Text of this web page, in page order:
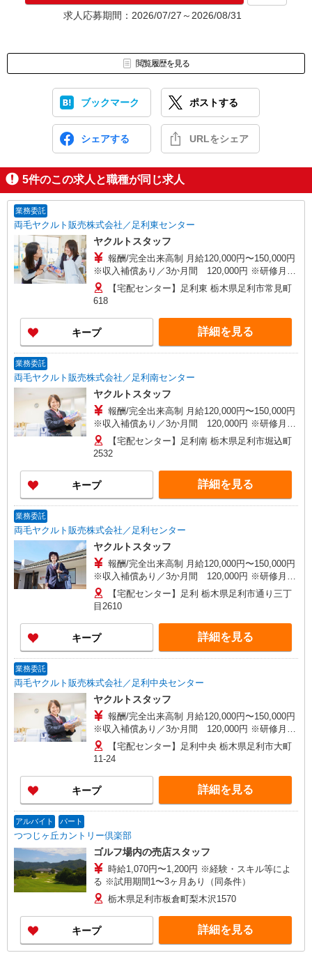
求人応募期間：2026/07/27～2026/08/31
閲覧履歴を見る
ブックマーク ポストする
シェアする URLをシェア
5件のこの求人と職種が同じ求人
業務委託
両毛ヤクルト販売株式会社／足利東センター
ヤクルトスタッフ
報酬/完全出来高制 月給120,000円〜150,000円
※収入補償あり／3か月間 120,000円 ※研修月は
100,000円 【扶養内で働く30代主婦 Aさん】 働
き方：週5日・1日4時間勤務の場合 月収120,000円
方：週5日・1日6時間勤務の場合 月収180,000円の
収入 研修制度あり 研修日数 20日 研修時の給
与 日額5,000円
【宅配センター】足利東 栃木県足利市常見町
618
キープ 詳細を見る
業務委託
両毛ヤクルト販売株式会社／足利南センター
ヤクルトスタッフ
報酬/完全出来高制 月給120,000円〜150,000円
※収入補償あり／3か月間 120,000円 ※研修月は
100,000円 【扶養内で働く30代主婦 Aさん】 働
き方：週5日・1日4時間勤務の場合 月収120,000円
方：週5日・1日6時間勤務の場合 月収180,000円の
収入 研修制度あり 研修日数 20日 研修時の給
与 日額5,000円
【宅配センター】足利南 栃木県足利市堀込町
2532
キープ 詳細を見る
業務委託
両毛ヤクルト販売株式会社／足利センター
ヤクルトスタッフ
報酬/完全出来高制 月給120,000円〜150,000円
※収入補償あり／3か月間 120,000円 ※研修月は
100,000円 【扶養内で働く30代主婦 Aさん】 働
き方：週5日・1日4時間勤務の場合 月収120,000円
の収入 【ガッツリ働く40代主婦 Bさん】 働き
方：週5日・1日6時間勤務の場合 月収180,000円の
収入 研修制度あり 研修日数 20日 研修時の給
与 日額5,000円
【宅配センター】足利 栃木県足利市通り三丁
目2610
キープ 詳細を見る
業務委託
両毛ヤクルト販売株式会社／足利中央センター
ヤクルトスタッフ
報酬/完全出来高制 月給120,000円〜150,000円
※収入補償あり／3か月間 120,000円 ※研修月は
100,000円 【扶養内で働く30代主婦 Aさん】 働
き方：週5日・1日4時間勤務の場合 月収120,000円
方：週5日・1日6時間勤務の場合 月収180,000円の
収入 研修制度あり 研修日数 20日 研修時の給
与 日額5,000円
【宅配センター】足利中央 栃木県足利市大町
11-24
キープ 詳細を見る
アルバイト パート
つつじヶ丘カントリー倶楽部
ゴルフ場内の売店スタッフ
時給1,070円〜1,200円 ※経験・スキル等によ
る ※試用期間1〜3ヶ月あり（同条件）
栃木県足利市板倉町梨木沢1570
キープ 詳細を見る